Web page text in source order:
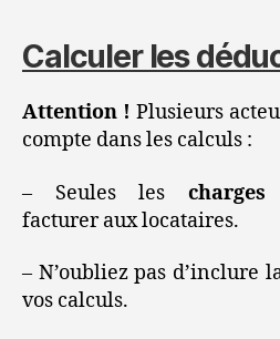
Calculer les
Attention ! Plusieurs
compte dans les calculs :
– Seules les
facturer aux locataires.
– N’oubliez pas d’inclure
vos calculs.